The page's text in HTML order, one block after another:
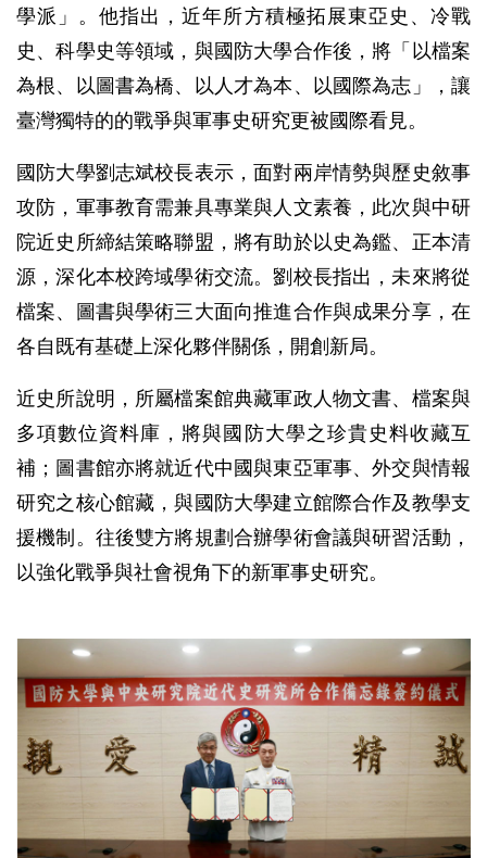
學派」。他指出，近年所方積極拓展東亞史、冷戰
史、科學史等領域，與國防大學合作後，將「以檔案
為根、以圖書為橋、以人才為本、以國際為志」，讓
臺灣獨特的的戰爭與軍事史研究更被國際看見。
國防大學劉志斌校長表示，面對兩岸情勢與歷史敘事
攻防，軍事教育需兼具專業與人文素養，此次與中研
院近史所締結策略聯盟，將有助於以史為鑑、正本清
源，深化本校跨域學術交流。劉校長指出，未來將從
檔案、圖書與學術三大面向推進合作與成果分享，在
各自既有基礎上深化夥伴關係，開創新局。
近史所說明，所屬檔案館典藏軍政人物文書、檔案與
多項數位資料庫，將與國防大學之珍貴史料收藏互
補；圖書館亦將就近代中國與東亞軍事、外交與情報
研究之核心館藏，與國防大學建立館際合作及教學支
援機制。往後雙方將規劃合辦學術會議與研習活動，
以強化戰爭與社會視角下的新軍事史研究。
研
究
近
代
所